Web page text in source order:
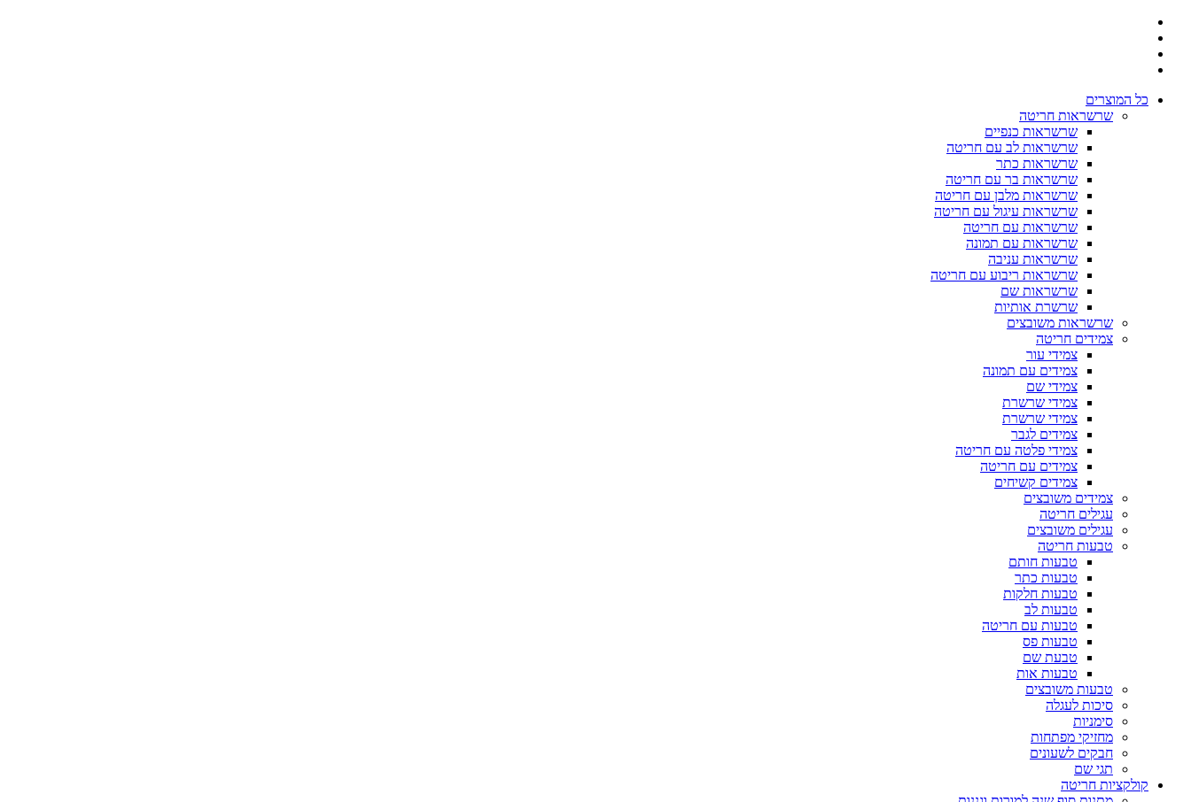
כל המוצרים
שרשראות חריטה
שרשראות כנפיים
שרשראות לב עם חריטה
שרשראות כתר
שרשראות בר עם חריטה
שרשראות מלבן עם חריטה
שרשראות עיגול עם חריטה
שרשראות עם חריטה
שרשראות עם תמונה
שרשראות עניבה
שרשראות ריבוע עם חריטה
שרשראות שם
שרשרת אותיות
שרשראות משובצים
צמידים חריטה
צמידי עור
צמידים עם תמונה
צמידי שם
צמידי שרשרת
צמידי שרשרת
צמידים לגבר
צמידי פלטה עם חריטה
צמידים עם חריטה
צמידים קשיחים
צמידים משובצים
עגילים חריטה
עגילים משובצים
טבעות חריטה
טבעות חותם
טבעות כתר
טבעות חלקות
טבעות לב
טבעות עם חריטה
טבעות פס
טבעת שם
טבעות אות
טבעות משובצים
סיכות לעגלה
סימניות
מחזיקי מפתחות
חבקים לשעונים
תגי שם
קולקציות חריטה